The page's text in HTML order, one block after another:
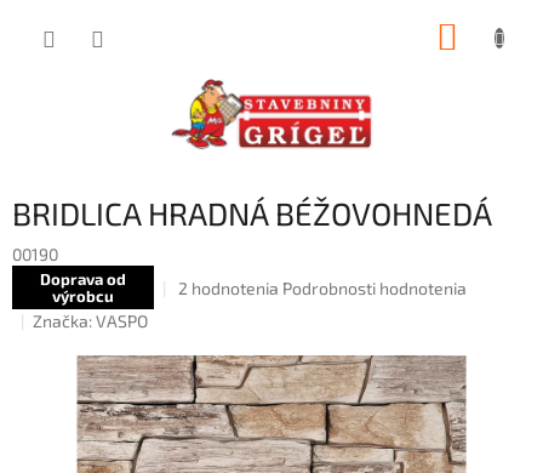
BRIDLICA HRADNÁ BÉŽOVOHNEDÁ
00190
Doprava od
výrobcu
Priemerné
je
5,0
z
5
hviezdičiek.
2 hodnotenia Podrobnosti hodnotenia
Značka:VASPO